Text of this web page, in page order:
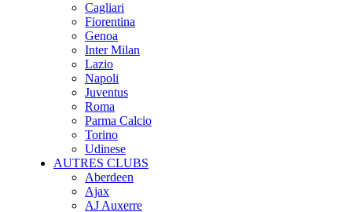
Cagliari
Fiorentina
Genoa
Inter Milan
Lazio
Napoli
Juventus
Roma
Parma Calcio
Torino
Udinese
AUTRES CLUBS
Aberdeen
Ajax
AJ Auxerre